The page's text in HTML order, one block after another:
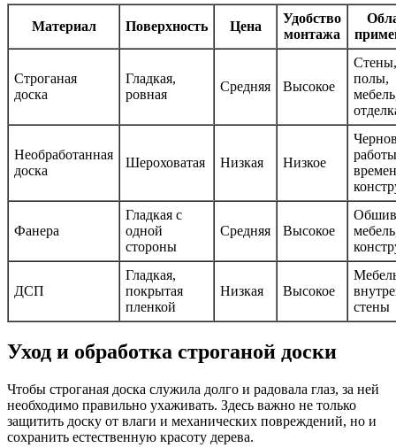
Материал Поверхность Цена
Удобство
монтажа
Строганая
доска
Гладкая,
ровная
Средняя Высокое
Стены,
полы,
Необработанная
доска
Шероховатая Низкая Низкое
Фанера
Гладкая с
одной
стороны
Средняя Высокое
ДСП
Гладкая,
покрытая
пленкой
Низкая Высокое
стены
Уход и обработка строганой доски
Чтобы строганая доска служила долго и радовала глаз, за ней
необходимо правильно ухаживать. Здесь важно не только
защитить доску от влаги и механических повреждений, но и
сохранить естественную красоту дерева.